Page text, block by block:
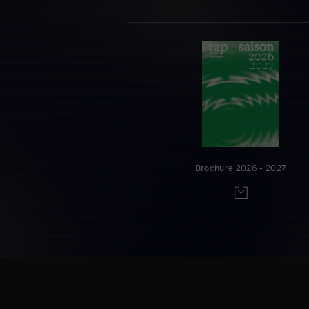
Brochure 2026 - 2027